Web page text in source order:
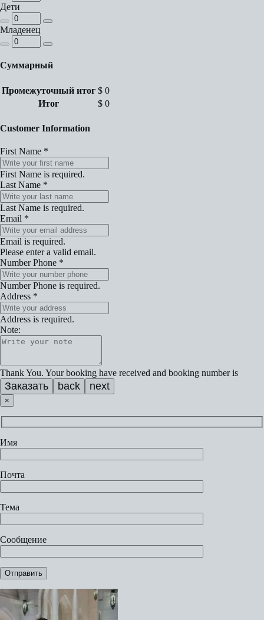
Дети
Младенец
Суммарный
Промежуточный итог $ 0
Итог
$ 0
Customer Information
First Name *
First Name is required.
Last Name *
Last Name is required.
Email *
Email is required.
Please enter a valid email.
Number Phone *
Number Phone is required.
Address *
Address is required.
Note:
Thank You. Your booking have received and booking number is
Заказать back next
×
Имя
Почта
Тема
Сообщение